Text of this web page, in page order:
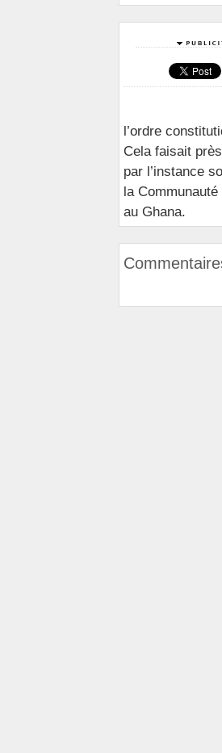
l’ordre
Cela faisait
par l’instance
la
au Ghana.